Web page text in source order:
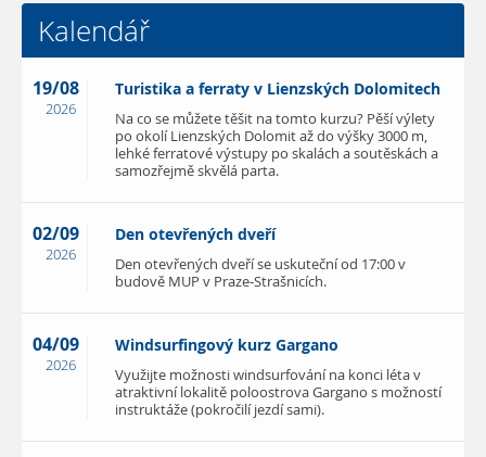
Kalendář
19/08
2026
Turistika a ferraty v Lienzských Dolomitech
Na co se můžete těšit na tomto kurzu? Pěší výlety
po okolí Lienzských Dolomit až do výšky 3000 m,
lehké ferratové výstupy po skalách a soutěskách a
samozřejmě skvělá parta.
02/09
2026
Den otevřených dveří
Den otevřených dveří se uskuteční od 17:00 v
budově MUP v Praze-Strašnicích.
04/09
2026
Windsurfingový kurz Gargano
Využijte možnosti windsurfování na konci léta v
atraktivní lokalitě poloostrova Gargano s možností
instruktáže (pokročilí jezdí sami).